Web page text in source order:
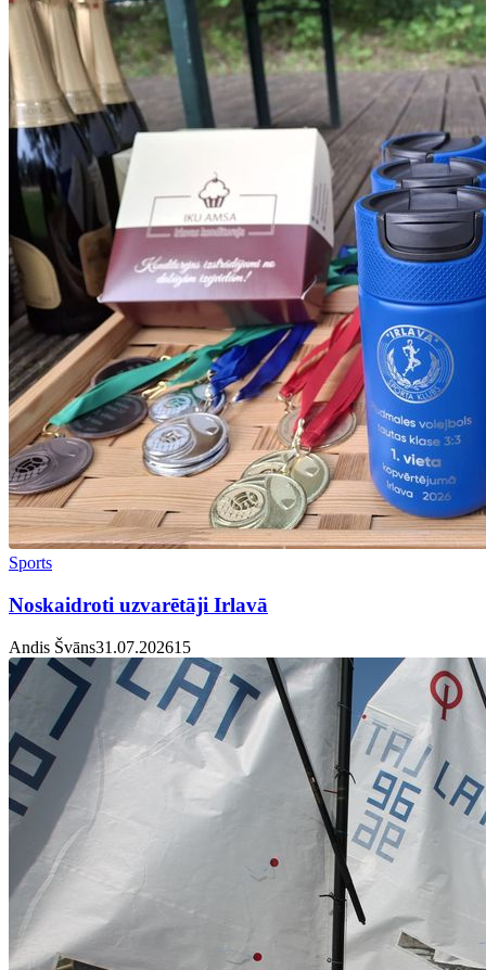
Sports
Noskaidroti uzvarētāji Irlavā
Andis Švāns31.07.20261 5